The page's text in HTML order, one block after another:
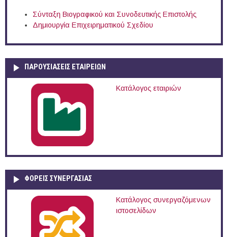
Σύνταξη Βιογραφικού και Συνοδευτικής Επιστολής
Δημιουργία Επιχειρηματικού Σχεδίου
ΠΑΡΟΥΣΙΆΣΕΙΣ ΕΤΑΙΡΕΙΏΝ
Κατάλογος εταιριών
ΦΟΡΕΙΣ ΣΥΝΕΡΓΑΣΙΑΣ
Κατάλογος συνεργαζόμενων
ιστοσελίδων